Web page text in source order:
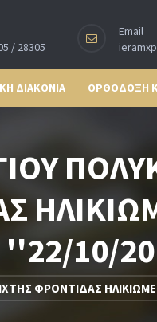
/ 28305
Email
ΔΙΑΚΟΝΙΑ ΟΡΘΟΔΟΞΗ
10/
ΦΡΟΝΤΙΔΑΣ